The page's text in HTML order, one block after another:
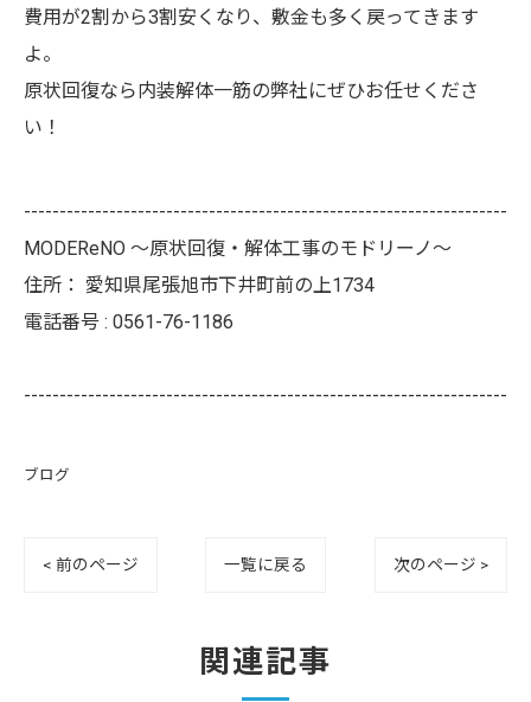
費用が2割から3割安くなり、敷金も多く戻ってきます
よ。
原状回復なら内装解体一筋の弊社にぜひお任せくださ
い！
--------------------------------------------------------------------
MODEReNO ～原状回復・解体工事のモドリーノ～
住所： 愛知県尾張旭市下井町前の上1734
電話番号 : 0561-76-1186
--------------------------------------------------------------------
ブログ
< 前のページ 一覧に戻る 次のページ >
関連記事